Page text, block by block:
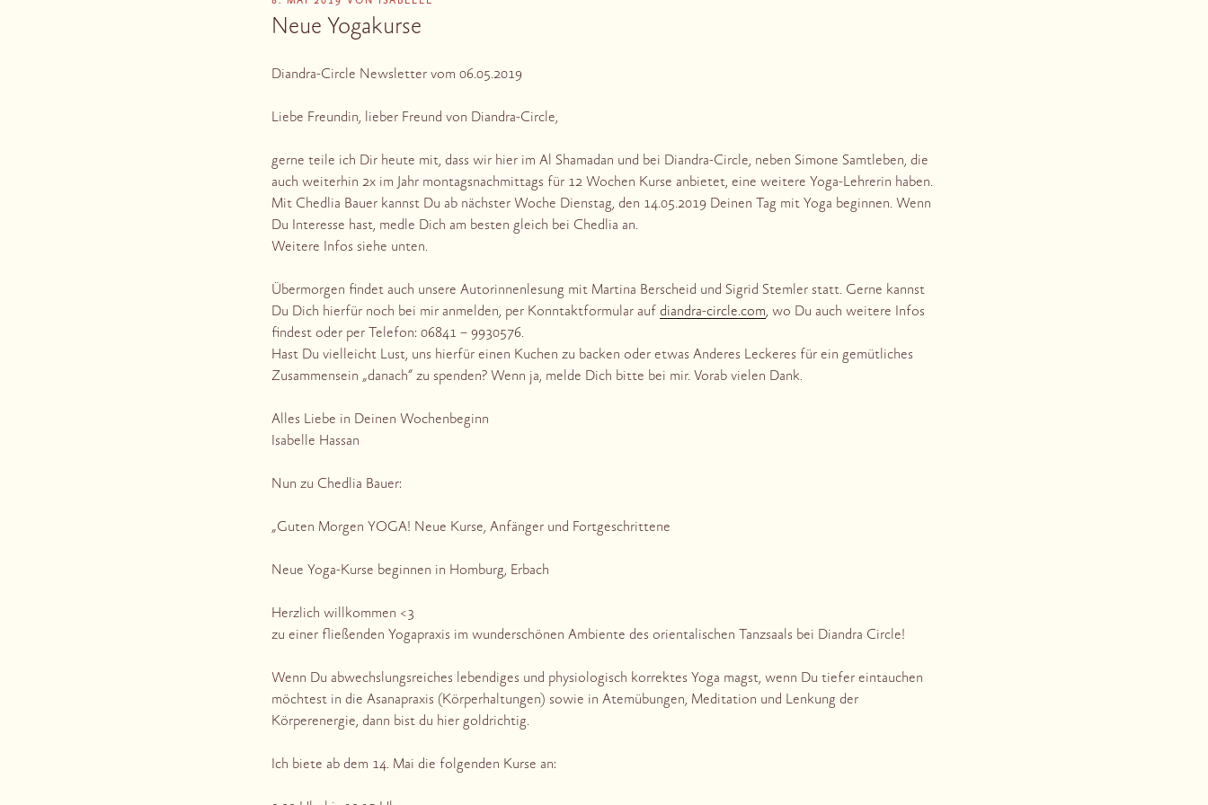
Neue Yogakurse
Diandra-Circle Newsletter vom 06.05.2019
Liebe Freundin, lieber Freund von Diandra-Circle,
gerne teile ich Dir heute mit, dass wir hier im Al Shamadan und bei Diandra-Circle, neben Simone Samtleben, die
auch weiterhin 2x im Jahr montagsnachmittags für 12 Wochen Kurse anbietet, eine weitere Yoga-Lehrerin haben.
Mit Chedlia Bauer kannst Du ab nächster Woche Dienstag, den 14.05.2019 Deinen Tag mit Yoga beginnen. Wenn
Du Interesse hast, medle Dich am besten gleich bei Chedlia an.
Weitere Infos siehe unten.
Übermorgen findet auch unsere Autorinnenlesung mit Martina Berscheid und Sigrid Stemler statt. Gerne kannst
Du Dich hierfür noch bei mir anmelden, per Konntaktformular auf diandra-circle.com, wo Du auch weitere Infos
findest oder per Telefon: 06841 – 9930576.
Hast Du vielleicht Lust, uns hierfür einen Kuchen zu backen oder etwas Anderes Leckeres für ein gemütliches
Zusammensein „danach“ zu spenden? Wenn ja, melde Dich bitte bei mir. Vorab vielen Dank.
Alles Liebe in Deinen Wochenbeginn
Isabelle Hassan
Nun zu Chedlia Bauer:
„Guten Morgen YOGA! Neue Kurse, Anfänger und Fortgeschrittene
Neue Yoga-Kurse beginnen in Homburg, Erbach
Herzlich willkommen <3
zu einer fließenden Yogapraxis im wunderschönen Ambiente des orientalischen Tanzsaals bei Diandra Circle!
Wenn Du abwechslungsreiches lebendiges und physiologisch korrektes Yoga magst, wenn Du tiefer eintauchen
möchtest in die Asanapraxis (Körperhaltungen) sowie in Atemübungen, Meditation und Lenkung der
Körperenergie, dann bist du hier goldrichtig.
Ich biete ab dem 14. Mai die folgenden Kurse an: